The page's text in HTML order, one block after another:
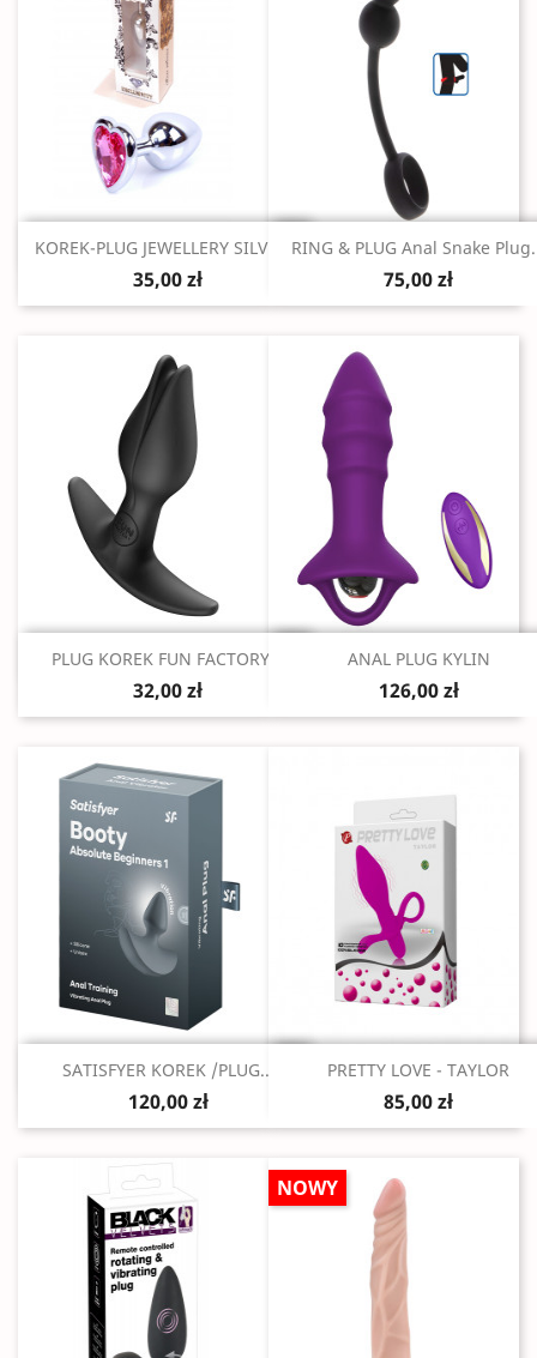
Szybki podgląd
KOREK-PLUG JEWELLERY SILVER...
35,00 zł
Szybki podgląd
RING & PLUG Anal Snake
75,00 zł
Szybki podgląd
PLUG KOREK FUN FACTORY...
32,00 zł
Szybki podgląd
ANAL PLUG KYLIN
126,00 zł
Szybki podgląd
SATISFYER KOREK /PLUG...
120,00 zł
Szybki podgląd
PRETTY LOVE - TAYLOR
85,00 zł
NOWY